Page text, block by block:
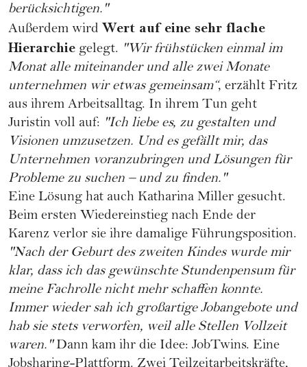
berücksichtigen."
Außerdem wird Wert auf eine sehr flache
Hierarchie gelegt. "Wir frühstücken einmal im
Monat alle miteinander und alle zwei Monate
unternehmen wir etwas gemeinsam“, erzählt Fritz
aus ihrem Arbeitsalltag. In ihrem Tun geht
Juristin voll auf: "Ich liebe es, zu gestalten und
Visionen umzusetzen. Und es gefällt mir, das
Unternehmen voranzubringen und Lösungen für
Probleme zu suchen – und zu finden."
Eine Lösung hat auch Katharina Miller gesucht.
Beim ersten Wiedereinstieg nach Ende der
Karenz verlor sie ihre damalige Führungsposition.
"Nach der Geburt des zweiten Kindes wurde mir
klar, dass ich das gewünschte Stundenpensum für
meine Fachrolle nicht mehr schaffen konnte.
Immer wieder sah ich großartige Jobangebote und
hab sie stets verworfen, weil alle Stellen Vollzeit
waren."Dann kam ihr die Idee: JobTwins. Eine